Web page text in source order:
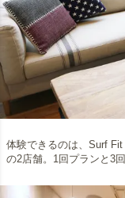
体験できるのは、Surf Fit
の2店舗。1回プランと3